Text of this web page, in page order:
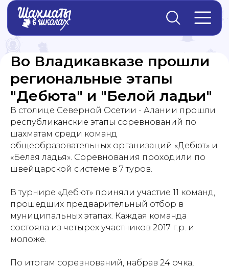
Во Владикавказе прошли
региональные этапы
"Дебюта" и "Белой ладьи"
В столице Северной Осетии - Алании прошли
республиканские этапы соревнований по
шахматам среди команд
общеобразовательных организаций «Дебют» и
«Белая ладья». Соревнования проходили по
швейцарской системе в 7 туров.
В турнире «Дебют» приняли участие 11 команд,
прошедших предварительный отбор в
муниципальных этапах. Каждая команда
состояла из четырех участников 2017 г.р. и
моложе.
По итогам соревнований, набрав 24 очка,